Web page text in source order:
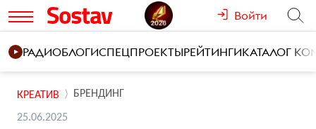
Войти
РАДИОБЛОГИСПЕЦПРОЕКТЫРЕЙТИНГИКАТАЛОГ
КРЕАТИВ БРЕНДИНГ
25.06.2025